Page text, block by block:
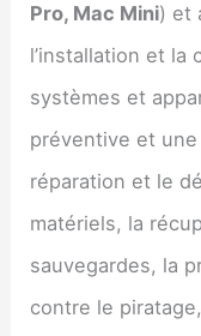
Pro, Mac Mini) et
l’installation et la
systèmes et
préventive et
réparation et le
matériels, la
sauvegardes, la
contre le